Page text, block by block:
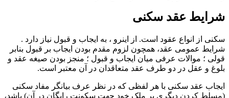
شرایط عقد سکنی
سکنى‌ از انواع عقود است. از اینرو ، به ایجاب و قبول نیاز دارد .
شرایط عمومی عقد، همچون لزوم مقدم بودن ایجاب بر قبول بنابر
قولى ؛ موالات عرفی میان ایجاب و قبول ؛ منجز بودن صیغه عقد و
بلوغ و عقل در دو طرف عقد متعاقدان در آن معتبر است.
ایجاب عقد سکنى‌ با هر لفظى که در نظر عرف بیانگر مفاد سکنى‌
(مسلط کردن دیگرى بر ملک خود جهت سکونت رایگان در آن) باشد،